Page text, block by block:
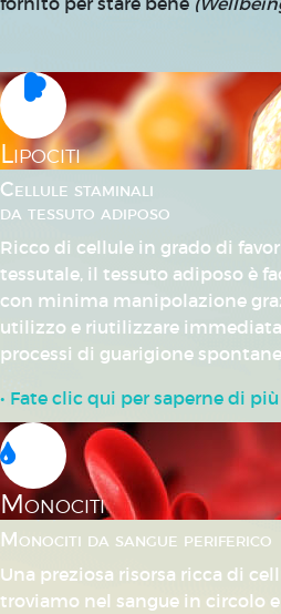
Lipociti
Cellule staminali
da tessuto adiposo
Ricco di cellule in grado di
tessutale, il tessuto adiposo è
con minima manipolazione
utilizzo e riutilizzare
processi di guarigione
• Fate clic qui per saperne di più
Monociti
Monociti da sangue periferico
Una preziosa risorsa ricca di
troviamo nel sangue in circolo